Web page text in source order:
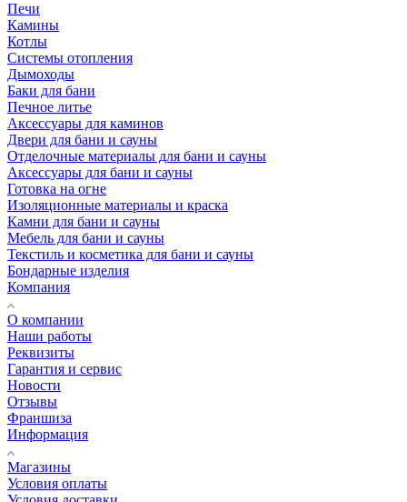
Печи
Камины
Котлы
Системы отопления
Дымоходы
Баки для бани
Печное литье
Аксессуары для каминов
Двери для бани и сауны
Отделочные материалы для бани и сауны
Аксессуары для бани и сауны
Готовка на огне
Изоляционные материалы и краска
Камни для бани и сауны
Мебель для бани и сауны
Текстиль и косметика для бани и сауны
Бондарные изделия
Компания
О компании
Наши работы
Реквизиты
Гарантия и сервис
Новости
Отзывы
Франшиза
Информация
Магазины
Условия оплаты